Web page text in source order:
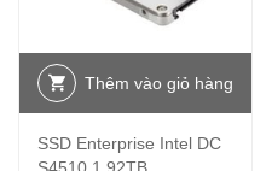
Thêm vào giỏ hàng
SSD Enterprise Intel DC